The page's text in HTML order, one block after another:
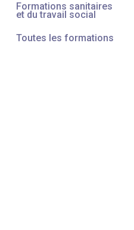
Formations sanitaires
et du travail social
Toutes les formations